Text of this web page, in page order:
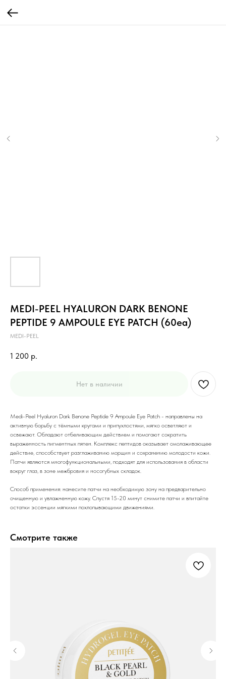
MEDI-PEEL HYALURON DARK BENONE
PEPTIDE 9 AMPOULE EYE PATCH (60ea)
MEDI-PEEL
1 200 р.
Нет в наличии
Medi-Peel Hyaluron Dark Benone Peptide 9 Ampoule Eye Patch - направлены на
активную борьбу с тёмными кругами и припухлостями, мягко осветляют и
освежают. Обладают отбеливающим действием и помогают сократить
выраженность пигментных пятен. Комплекс пептидов оказывает омолаживающее
действие, способствует разглаживанию морщин и сохранению молодости кожи.
Патчи являются многофункциональными, подходят для использования в области
вокруг глаз, в зоне межбровия и носогубных складок.
Способ применения: нанесите патчи на необходимую зону на предварительно
очищенную и увлажненную кожу. Спустя 15-20 минут снимите патчи и впитайте
остатки эссенции мягкими похлопывающими движениями.
Смотрите также